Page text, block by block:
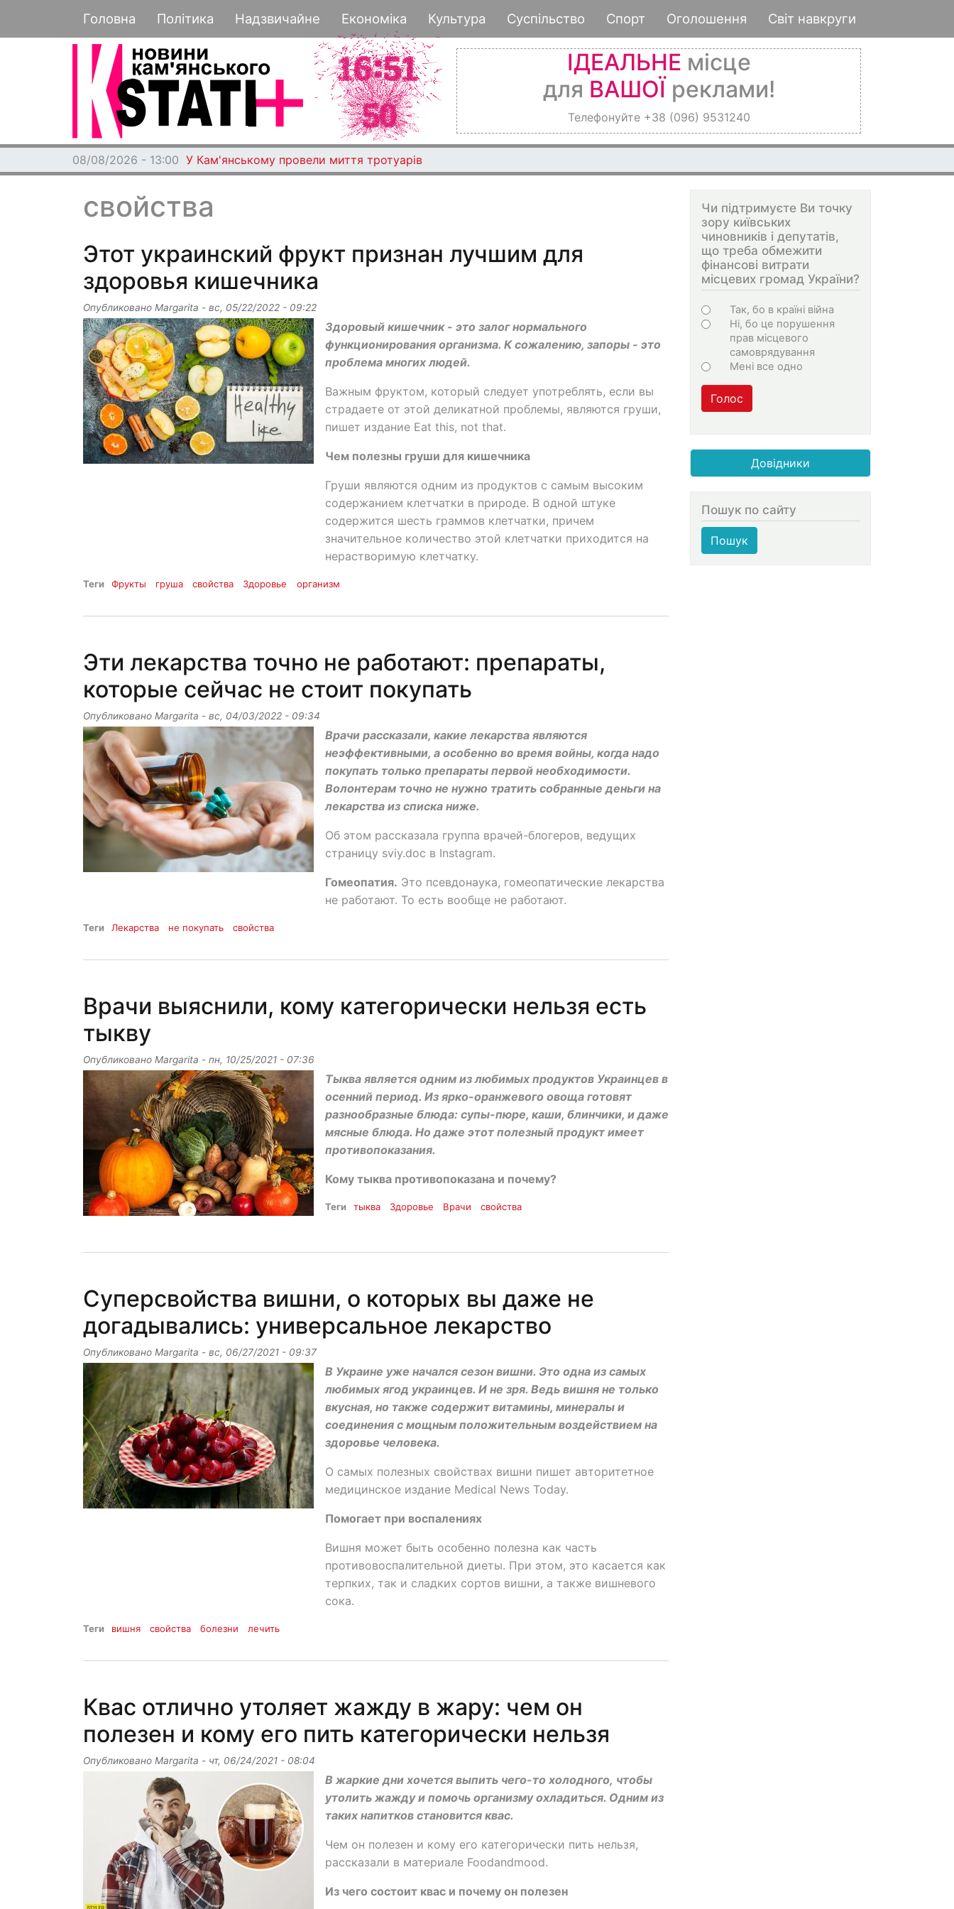
к
основному
Основная навигация
Головна Політика Надзвичайне Економіка Культура Суспільство Спорт Оголошення Світ навкруги
ІДЕАЛЬНЕ місце
для ВАШОЇ реклами!
Телефонуйте +38 (096) 9531240
08/08/2026 - 13:00 У Кам'янському провели миття тротуарів
свойства
Этот украинский фрукт признан лучшим для
здоровья кишечника
Опубликовано Margarita - вс, 05/22/2022 - 09:22
Здоровый кишечник - это залог нормального
функционирования организма. К сожалению, запоры - это
проблема многих людей.
Важным фруктом, который следует употреблять, если вы
страдаете от этой деликатной проблемы, являются груши,
пишет издание Eat this, not that.
Чем полезны груши для кишечника
Груши являются одним из продуктов с самым высоким
содержанием клетчатки в природе. В одной штуке
содержится шесть граммов клетчатки, причем
значительное количество этой клетчатки приходится на
нерастворимую клетчатку.
Теги Фрукты груша свойства Здоровье организм
Эти лекарства точно не работают: препараты,
которые сейчас не стоит покупать
Опубликовано Margarita - вс, 04/03/2022 - 09:34
Врачи рассказали, какие лекарства являются
неэффективными, а особенно во время войны, когда надо
покупать только препараты первой необходимости.
Волонтерам точно не нужно тратить собранные деньги на
лекарства из списка ниже.
Об этом рассказала группа врачей-блогеров, ведущих
страницу sviy.doc в Instagram.
Гомеопатия. Это псевдонаука, гомеопатические лекарства
не работают. То есть вообще не работают.
Теги Лекарства не покупать свойства
Врачи выяснили, кому категорически нельзя есть
тыкву
Опубликовано Margarita - пн, 10/25/2021 - 07:36
Тыква является одним из любимых продуктов Украинцев в
осенний период. Из ярко-оранжевого овоща готовят
разнообразные блюда: супы-пюре, каши, блинчики, и даже
мясные блюда. Но даже этот полезный продукт имеет
противопоказания.
Кому тыква противопоказана и почему?
Теги тыква Здоровье Врачи свойства
Суперсвойства вишни, о которых вы даже не
догадывались: универсальное лекарство
Опубликовано Margarita - вс, 06/27/2021 - 09:37
В Украине уже начался сезон вишни. Это одна из самых
любимых ягод украинцев. И не зря. Ведь вишня не только
вкусная, но также содержит витамины, минералы и
соединения с мощным положительным воздействием на
здоровье человека.
О самых полезных свойствах вишни пишет авторитетное
медицинское издание Medical News Today.
Помогает при воспалениях
Вишня может быть особенно полезна как часть
противовоспалительной диеты. При этом, это касается как
терпких, так и сладких сортов вишни, а также вишневого
сока.
Теги вишня свойства болезни лечить
Квас отлично утоляет жажду в жару: чем он
полезен и кому его пить категорически нельзя
Опубликовано Margarita - чт, 06/24/2021 - 08:04
В жаркие дни хочется выпить чего-то холодного, чтобы
утолить жажду и помочь организму охладиться. Одним из
таких напитков становится квас.
Чем он полезен и кому его категорически пить нельзя,
рассказали в материале Foodandmood.
Из чего состоит квас и почему он полезен
Чи підтримуєте Ви точку
зору київських
чиновників і депутатів,
що треба обмежити
фінансові витрати
місцевих громад України?
Choices
Так, бо в країні війна
Ні, бо це порушення
прав місцевого
самоврядування
Мені все одно
Голос
Довідники
Пошук по сайту
Пошук